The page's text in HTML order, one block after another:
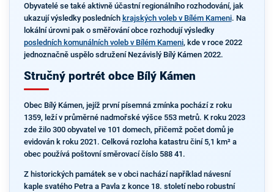
Obyvatelé se také aktivně účastní regionálního rozhodování, jak
ukazují výsledky posledních krajských voleb v Bílém Kameni. Na
lokální úrovni pak o směřování obce rozhodují výsledky
posledních komunálních voleb v Bílém Kameni, kde v roce 2022
jednoznačně uspělo sdružení Nezávislý Bílý Kámen 2022.
Stručný portrét obce Bílý Kámen
Obec Bílý Kámen, jejíž první písemná zmínka pochází z roku
1359, leží v průměrné nadmořské výšce 553 metrů. K roku 2023
zde žilo 300 obyvatel ve 101 domech, přičemž počet domů je
evidován k roku 2021. Celková rozloha katastru činí 5,1 km² a
obec používá poštovní směrovací číslo 588 41.
Z historických památek se v obci nachází například návesní
kaple svatého Petra a Pavla z konce 18. století nebo robustní